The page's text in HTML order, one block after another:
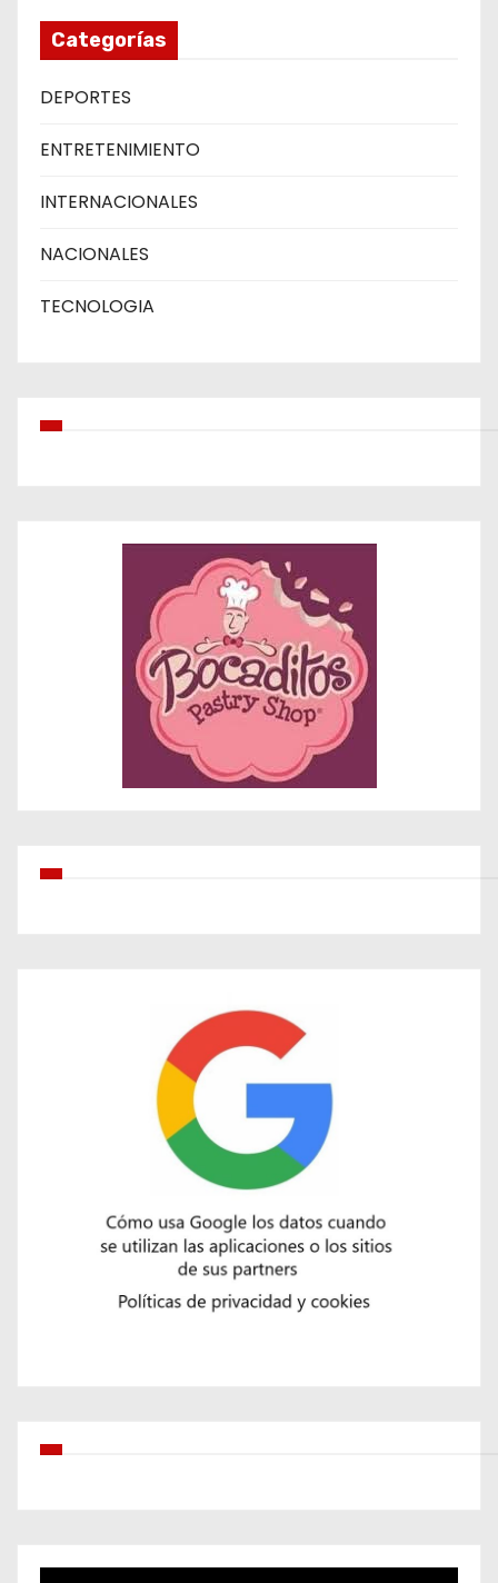
Categorías
DEPORTES
ENTRETENIMIENTO
INTERNACIONALES
NACIONALES
TECNOLOGIA